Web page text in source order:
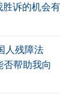
胜诉的机会有
人残障法
否帮助我向